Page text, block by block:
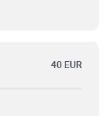
40 EUR